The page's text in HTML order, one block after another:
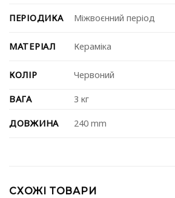
ПЕРІОДИКА Міжвоєнний період
МАТЕРІАЛ Кераміка
КОЛІР Червоний
ВАГА 3 кг
ДОВЖИНА 240 mm
СХОЖІ ТОВАРИ